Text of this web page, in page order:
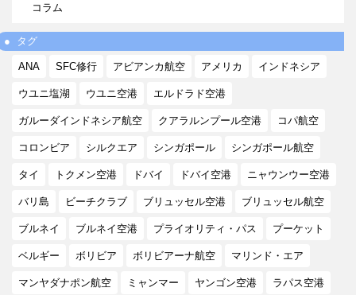
コラム
タグ
ANA SFC修行 アビアンカ航空 アメリカ インドネシア
ウユニ塩湖 ウユニ空港 エルドラド空港
ガルーダインドネシア航空 クアラルンプール空港 コパ航空
コロンビア シルクエア シンガポール シンガポール航空
タイ トクメン空港 ドバイ ドバイ空港 ニャウンウー空港
バリ島 ビーチクラブ ブリュッセル空港 ブリュッセル航空
ブルネイ ブルネイ空港 プライオリティ・パス プーケット
ベルギー ボリビア ボリビアーナ航空 マリンド・エア
マンヤダナポン航空 ミャンマー ヤンゴン空港 ラパス空港